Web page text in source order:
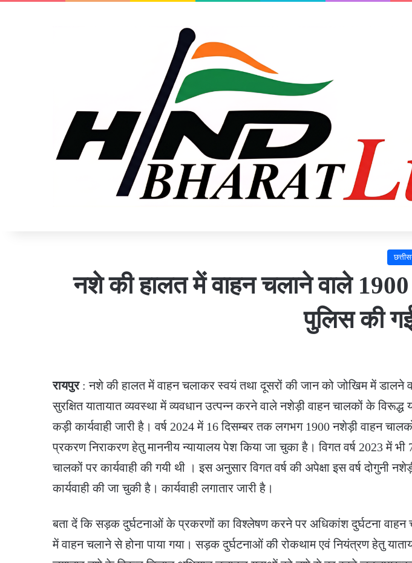
नशे की हालत में वाहन चलाने वाले 1900
पुलिस की
रायपुर: नशे की हालत में वाहन चलाकर स्वयं तथा दूसरों की जान को जोखिम में डालने
सुरक्षित यातायात व्यवस्था में व्यवधान उत्पन्न करने वाले नशेड़ी वाहन चालकों के विरूद्ध
कड़ी कार्यवाही जारी है। वर्ष 2024 में 16 दिसम्बर तक लगभग 1900 नशेड़ी वाहन
प्रकरण निराकरण हेतु माननीय न्यायालय पेश किया जा चुका है। विगत वर्ष 2023 में
चालकों पर कार्यवाही की गयी थी । इस अनुसार विगत वर्ष की अपेक्षा इस वर्ष दोगुनी
कार्यवाही की जा चुकी है। कार्यवाही लगातार जारी है।
बता दें कि सड़क दुर्घटनाओं के प्रकरणों का विश्लेषण करने पर अधिकांश दुर्घटना वाहन
में वाहन चलाने से होना पाया गया। सड़क दुर्घटनाओं की रोकथाम एवं नियंत्रण हेतु